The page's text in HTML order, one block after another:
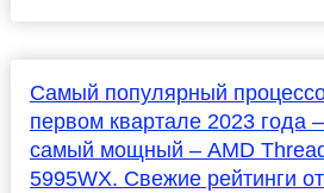
Самый популярный
первом квартале 2023 года
самый мощный – AMD
5995WX. Свежие рейтинги